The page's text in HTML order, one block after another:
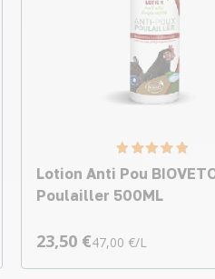
Lotion Anti Pou
Poulailler 500ML
23,50 €47,00 €/L